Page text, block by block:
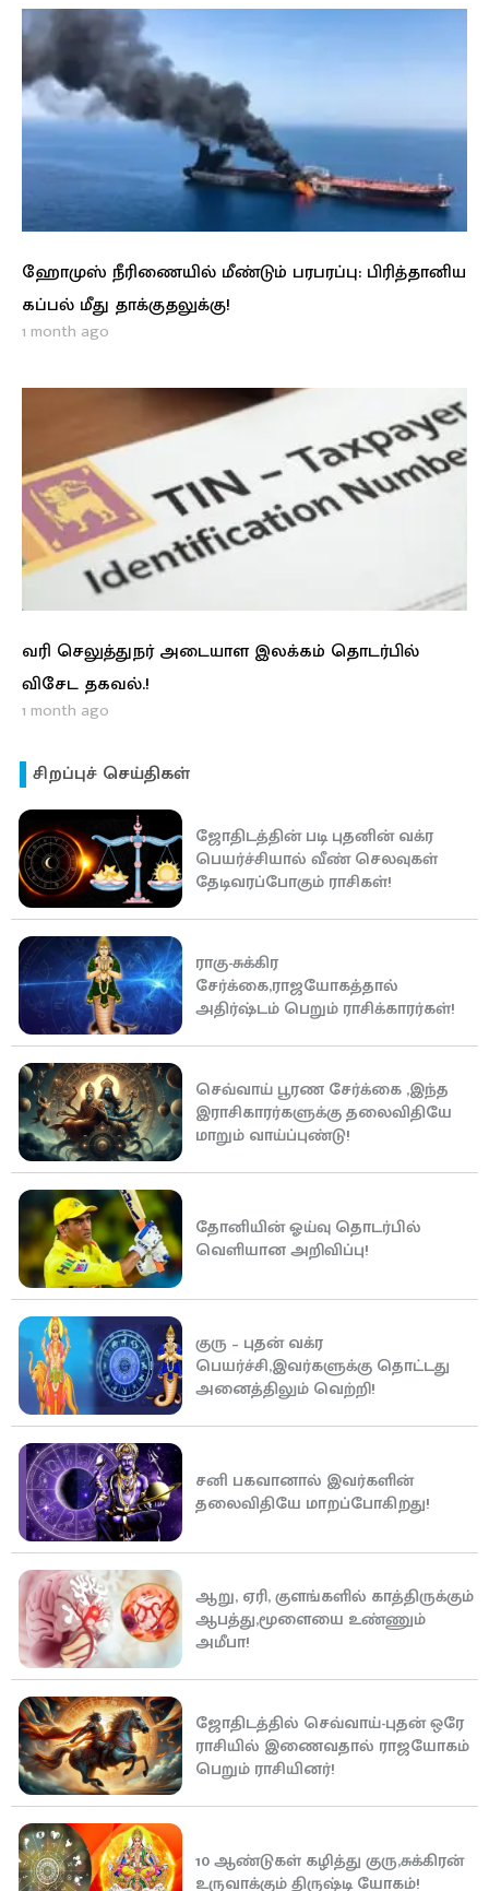
ஹோமுஸ் நீரிணையில் மீண்டும் பரபரப்பு: பிரித்தானிய
கப்பல் மீது தாக்குதலுக்கு!
1 month ago
வரி செலுத்துநர் அடையாள இலக்கம் தொடர்பில்
விசேட தகவல்.!
1 month ago
சிறப்புச் செய்திகள்
ஜோதிடத்தின் படி புதனின் வக்ர
பெயர்ச்சியால் வீண் செலவுகள்
தேடிவரப்போகும் ராசிகள்!
ராகு-சுக்கிர
சேர்க்கை,ராஜயோகத்தால்
அதிர்ஷ்டம் பெறும் ராசிக்காரர்கள்!
செவ்வாய் பூரண சேர்க்கை ,இந்த
இராசிகாரர்களுக்கு தலைவிதியே
மாறும் வாய்ப்புண்டு!
தோனியின் ஓய்வு தொடர்பில்
வெளியான அறிவிப்பு!
குரு – புதன் வக்ர
பெயர்ச்சி,இவர்களுக்கு தொட்டது
அனைத்திலும் வெற்றி!
சனி பகவானால் இவர்களின்
தலைவிதியே மாறப்போகிறது!
ஆறு, ஏரி, குளங்களில் காத்திருக்கும்
ஆபத்து,மூளையை உண்ணும்
அமீபா!
ஜோதிடத்தில் செவ்வாய்-புதன் ஒரே
ராசியில் இணைவதால் ராஜயோகம்
பெறும் ராசியினர்!
10 ஆண்டுகள் கழித்து குரு,சுக்கிரன்
உருவாக்கும் திருஷ்டி யோகம்!